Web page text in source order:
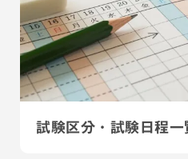
試験区分・試験日程一